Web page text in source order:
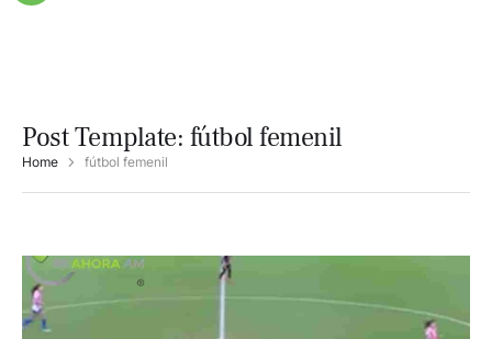
Post Template: fútbol femenil
Home fútbol femenil